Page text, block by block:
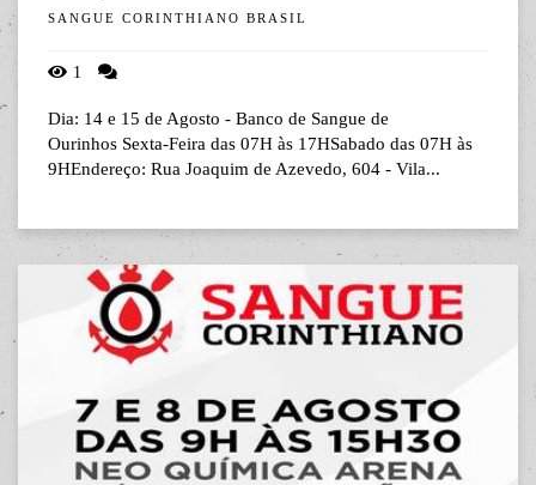
SANGUE CORINTHIANO BRASIL
1
Dia: 14 e 15 de Agosto - Banco de Sangue de
Ourinhos Sexta-Feira das 07H às 17HSabado das 07H às
9HEndereço: Rua Joaquim de Azevedo, 604 - Vila...